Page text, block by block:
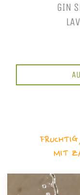
GIN
MIT